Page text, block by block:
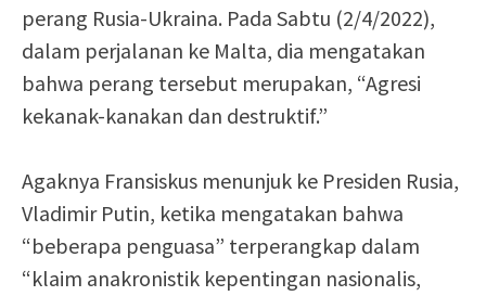
perang Rusia-Ukraina. Pada Sabtu (2/4/2022),
dalam perjalanan ke Malta, dia mengatakan
bahwa perang tersebut merupakan, “Agresi
kekanak-kanakan dan destruktif.”
Agaknya Fransiskus menunjuk ke Presiden Rusia,
Vladimir Putin, ketika mengatakan bahwa
“beberapa penguasa” terperangkap dalam
“klaim anakronistik kepentingan nasionalis,